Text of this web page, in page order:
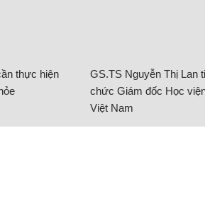
thực hiện
GS.TS Nguyễn Thị Lan
chức Giám đốc Học
Việt Nam